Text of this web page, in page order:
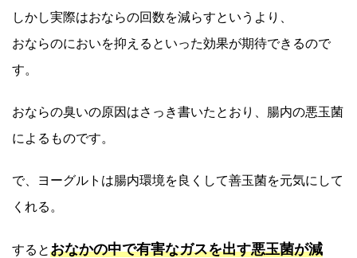
しかし実際はおならの回数を減らすというより、
おならのにおいを抑えるといった効果が期待できるので
す。
おならの臭いの原因はさっき書いたとおり、腸内の悪玉菌
によるものです。
で、ヨーグルトは腸内環境を良くして善玉菌を元気にして
くれる。
するとおなかの中で有害なガスを出す悪玉菌が減